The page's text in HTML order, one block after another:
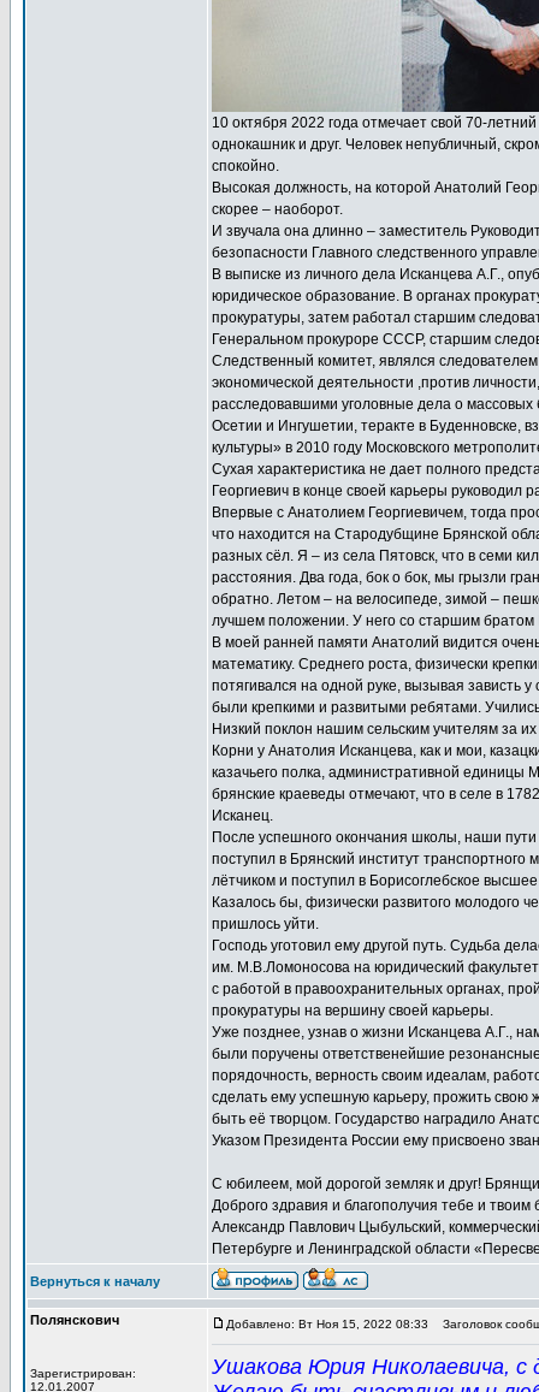
10 октября 2022 года отмечает свой 70-
однокашник и друг. Человек непубличный,
спокойно.
Высокая должность, на которой Анатолий
скорее – наоборот.
И звучала она длинно – заместитель
безопасности Главного следственного
В выписке из личного дела Исканцева А.Г.,
юридическое образование. В органах
прокуратуры, затем работал старшим
Генеральном прокуроре СССР, старшим
Следственный комитет, являлся
экономической деятельности ,против
расследовавшими уголовные дела о
Осетии и Ингушетии, теракте в Буденновске,
культуры» в 2010 году Московского
Сухая характеристика не дает полного
Георгиевич в конце своей карьеры руководил
Впервые с Анатолием Георгиевичем, тогда
что находится на Стародубщине Брянской
разных сёл. Я – из села Пятовск, что в семи
расстояния. Два года, бок о бок, мы грызли
обратно. Летом – на велосипеде, зимой –
лучшем положении. У него со старшим братом
В моей ранней памяти Анатолий видится
математику. Среднего роста, физически
потягивался на одной руке, вызывая зависть
были крепкими и развитыми ребятами.
Низкий поклон нашим сельским учителям за
Корни у Анатолия Исканцева, как и мои,
казачьего полка, административной единицы
брянские краеведы отмечают, что в селе в
Исканец.
После успешного окончания школы, наши
поступил в Брянский институт
лётчиком и поступил в Борисоглебское
Казалось бы, физически развитого
пришлось уйти.
Господь уготовил ему другой путь. Судьба
им. М.В.Ломоносова на юридический
с работой в правоохранительных органах,
прокуратуры на вершину своей карьеры.
Уже позднее, узнав о жизни Исканцева А.Г.,
были поручены ответственейшие
порядочность, верность своим идеалам,
сделать ему успешную карьеру, прожить свою
быть её творцом. Государство наградило
Указом Президента России ему присвоено
С юбилеем, мой дорогой земляк и друг!
Доброго здравия и благополучия тебе и
Александр Павлович Цыбульский,
Петербурге и Ленинградской области
Вернуться к началу
Полянскович
Зарегистрирован:
12.01.2007
Добавлено: Вт Ноя 15, 2022 08:33 Заголовок
Ушакова Юрия Николаевича, с